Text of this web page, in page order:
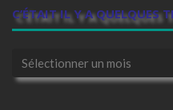
C’ÉTAIT IL Y A QUELQUES